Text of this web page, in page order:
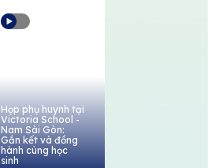
Họp phụ huynh tại
Victoria School -
Nam Sài Gòn:
Gắn kết và đồng
hành cùng học
sinh